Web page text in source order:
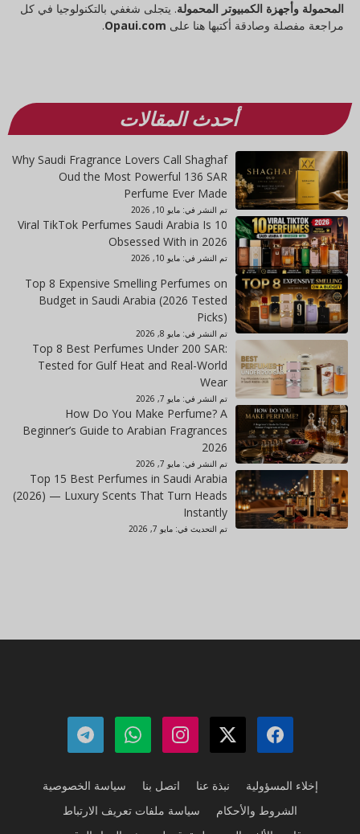
المحمولة وأجهزة الكمبيوتر المحمولة. يتجلى شغفي بالتكنولوجيا في كل
مراجعة مفصلة وصادقة أكتبها هنا على Opaui.com
.
أحدث المقالات
Why Saudi Fragrance Lovers Call Shaghaf
Oud the Most Powerful 136 SAR
Perfume Ever Made
تم النشر في: مايو 10, 2026
10 Viral TikTok Perfumes Saudi Arabia Is
Obsessed With in 2026
تم النشر في: مايو 10, 2026
Top 8 Expensive Smelling Perfumes on
Budget in Saudi Arabia (2026 Tested
Picks)
تم النشر في: مايو 8, 2026
Top 8 Best Perfumes Under 200 SAR:
Tested for Gulf Heat and Real-World
Wear
تم النشر في: مايو 7, 2026
How Do You Make Perfume? A
Beginner’s Guide to Arabian Fragrances
2026
تم النشر في: مايو 7, 2026
Top 15 Best Perfumes in Saudi Arabia
(2026) — Luxury Scents That Turn Heads
Instantly
تم التحديث في: مايو 7, 2026
إخلاء المسؤولية نبذة عنا اتصل بنا
سياسة الخصوصية
الشروط والأحكام
سياسة ملفات تعريف الارتباط